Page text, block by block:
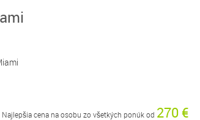
Najlepšia cena na osobu zo všetkých ponúk od 270 €